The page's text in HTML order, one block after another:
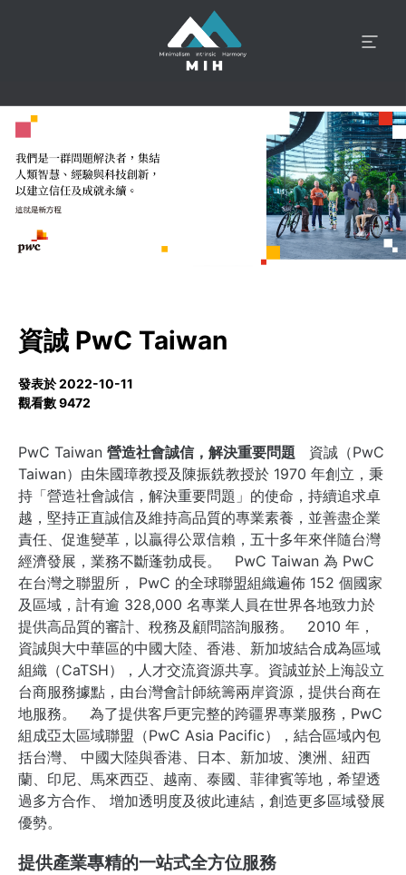
資誠 PwC Taiwan
發表於 2022-10-11
觀看數 9472
PwC Taiwan 營造社會誠信，解決重要問題 資誠（PwC
Taiwan）由朱國璋教授及陳振銑教授於 1970 年創立，秉
持「營造社會誠信，解決重要問題」的使命，持續追求卓
越，堅持正直誠信及維持高品質的專業素養，並善盡企業
責任、促進變革，以贏得公眾信賴，五十多年來伴隨台灣
經濟發展，業務不斷蓬勃成長。 PwC Taiwan 為 PwC
在台灣之聯盟所， PwC 的全球聯盟組織遍佈 152 個國家
及區域，計有逾 328,000 名專業人員在世界各地致力於
提供高品質的審計、稅務及顧問諮詢服務。 2010 年，
資誠與大中華區的中國大陸、香港、新加坡結合成為區域
組織（CaTSH），人才交流資源共享。資誠並於上海設立
台商服務據點，由台灣會計師統籌兩岸資源，提供台商在
地服務。 為了提供客戶更完整的跨疆界專業服務，PwC
組成亞太區域聯盟（PwC Asia Pacific），結合區域內包
括台灣、 中國大陸與香港、日本、新加坡、澳洲、紐西
蘭、印尼、馬來西亞、越南、泰國、菲律賓等地，希望透
過多方合作、 增加透明度及彼此連結，創造更多區域發展
優勢。
提供產業專精的一站式全方位服務